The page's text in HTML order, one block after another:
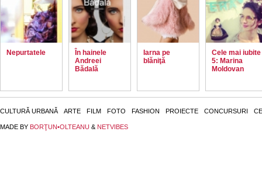
Nepurtatele
În hainele
Andreei
Bădală
Iarna pe
blăniţă
Cele mai iubite
5: Marina
Moldovan
CULTURĂ URBANĂ ARTE FILM FOTO FASHION PROIECTE CONCURSURI
MADE BY BORŢUN•OLTEANU & NETVIBES